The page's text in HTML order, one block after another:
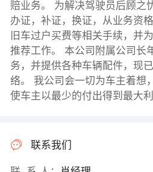
赔业务。 为解决驾驶员后顾之
办证，补证，换证，从业务资
旧车过户买费等相关手续，并
推荐工作。 本公司附属公司长
务，并提供各种车辆配件，现
络。 我公司会一切为车主着想
使车主以最少的付出得到最大利
联系我们